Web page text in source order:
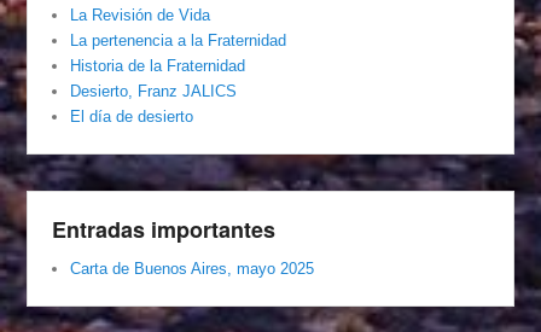
La Revisión de Vida
La pertenencia a la Fraternidad
Historia de la Fraternidad
Desierto, Franz JALICS
El día de desierto
Entradas importantes
Carta de Buenos Aires, mayo 2025